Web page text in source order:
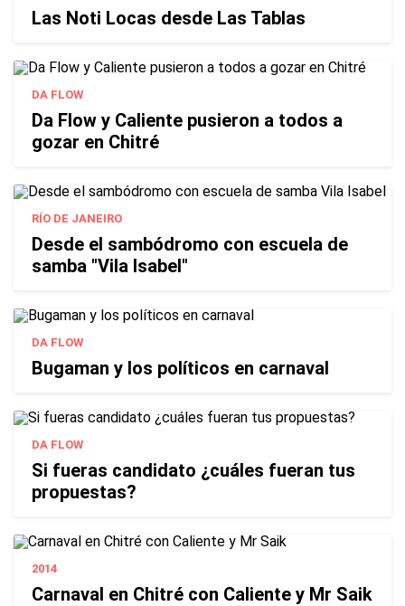
Las Noti Locas desde Las Tablas
DA FLOW
Da Flow y Caliente pusieron a todos a
gozar en Chitré
RÍO DE JANEIRO
Desde el sambódromo con escuela de
samba "Vila Isabel"
DA FLOW
Bugaman y los políticos en carnaval
DA FLOW
Si fueras candidato ¿cuáles fueran tus
propuestas?
2014
Carnaval en Chitré con Caliente y Mr Saik